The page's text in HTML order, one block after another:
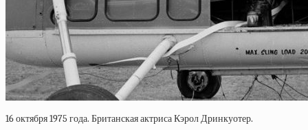
16 октября 1975 года. Британская актриса Кэрол Дринкуотер.